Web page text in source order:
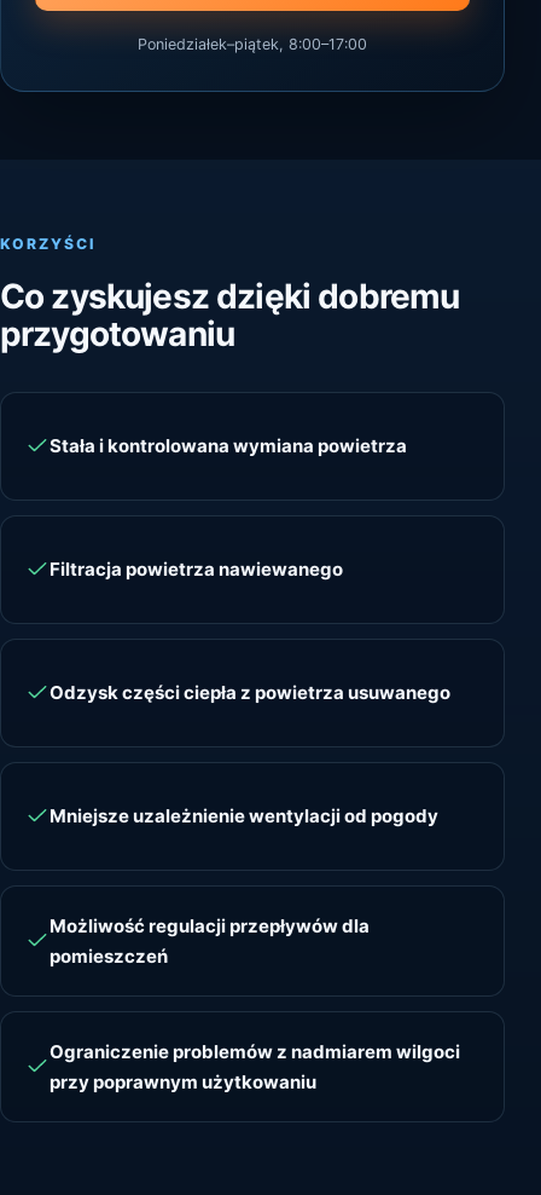
Poniedziałek–piątek, 8:00–17:00
KORZYŚCI
Co zyskujesz dzięki dobremu
przygotowaniu
Stała i kontrolowana wymiana powietrza
Filtracja powietrza nawiewanego
Odzysk części ciepła z powietrza usuwanego
Mniejsze uzależnienie wentylacji od pogody
Możliwość regulacji przepływów dla
pomieszczeń
Ograniczenie problemów z nadmiarem wilgoci
przy poprawnym użytkowaniu